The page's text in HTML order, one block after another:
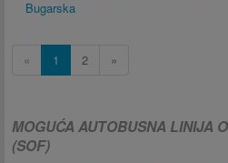
Bugarska
« 1 2 »
MOGUĆA AUTOBUSNA LINIJA
(SOF)